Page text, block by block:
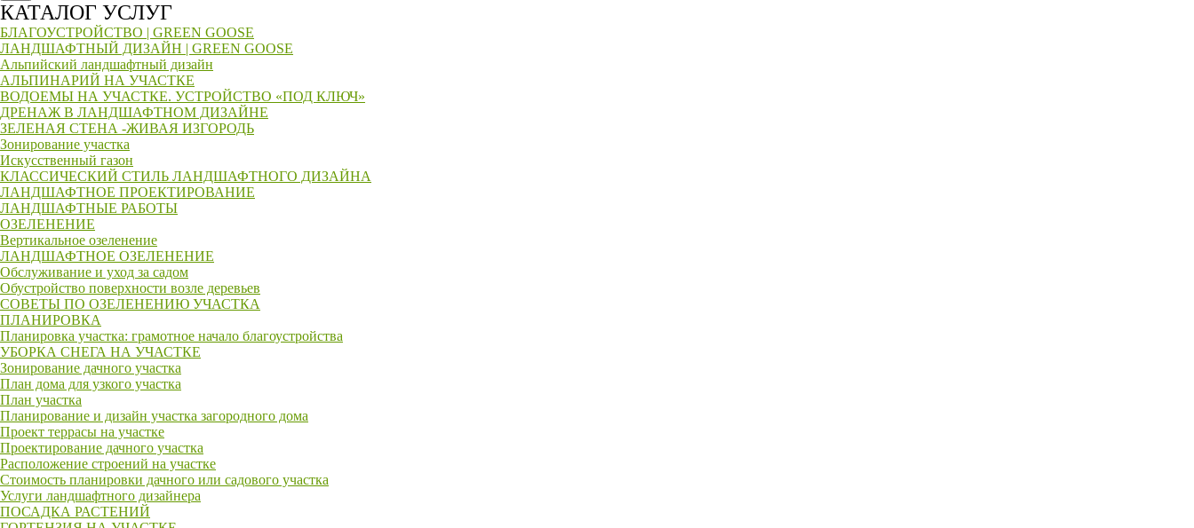
КАТАЛОГ УСЛУГ
БЛАГОУСТРОЙСТВО | GREEN GOOSE
ЛАНДШАФТНЫЙ ДИЗАЙН | GREEN GOOSE
Альпийский ландшафтный дизайн
АЛЬПИНАРИЙ НА УЧАСТКЕ
ВОДОЕМЫ НА УЧАСTКЕ. УСТРОЙСТВО «ПОД КЛЮЧ»
ДРЕНАЖ В ЛАНДШАФТНОМ ДИЗАЙНЕ
ЗЕЛЕНАЯ СТЕНА -ЖИВАЯ ИЗГОРОДЬ
Зонирование участка
Искусственный газон
КЛАССИЧЕСКИЙ СТИЛЬ ЛАНДШАФТНОГО ДИЗАЙНА
ЛАНДШАФТНОЕ ПРОЕКТИРОВАНИЕ
ЛАНДШАФТНЫЕ РАБОТЫ
ОЗЕЛЕНЕНИЕ
Вертикальное озеленение
ЛАНДШАФТНОЕ ОЗЕЛЕНЕНИЕ
Обслуживание и уход за садом
Обустройство поверхности возле деревьев
СОВЕТЫ ПО ОЗЕЛЕНЕНИЮ УЧАСТКА
ПЛАНИРОВКА
Планировка участка: грамотное начало благоустройства
УБОРКА СНЕГА НА УЧАСТКЕ
Зонирование дачного участка
План дома для узкого участка
План участка
Планирование и дизайн участка загородного дома
Проект террасы на участке
Проектирование дачного участка
Расположение строений на участке
Стоимость планировки дачного или садового участка
Услуги ландшафтного дизайнера
ПОСАДКА РАСТЕНИЙ